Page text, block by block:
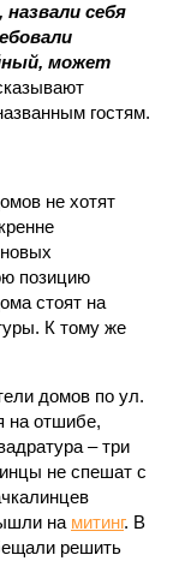
себя
может
гостям.
не хотят
позицию
стоят на
К тому же
домов по ул.
на отшибе,
– три
не спешат с
на митинг. В
решить